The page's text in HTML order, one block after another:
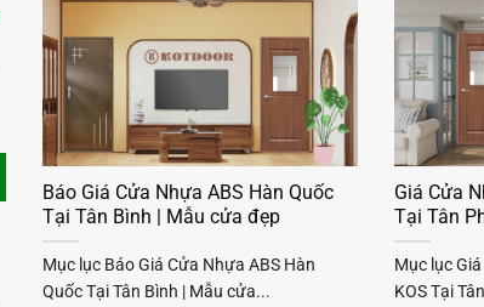
Báo Giá Cửa Nhựa ABS Hàn Quốc
Tại Tân Bình | Mẫu cửa đẹp
Mục lục Báo Giá Cửa Nhựa ABS Hàn
Quốc Tại Tân Bình | Mẫu cửa...
Giá Cửa
Tại Tân
Mục lục
KOS Tại